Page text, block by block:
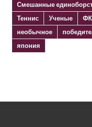
Смешанные
Теннис
Ученые ФК
необычное
япония